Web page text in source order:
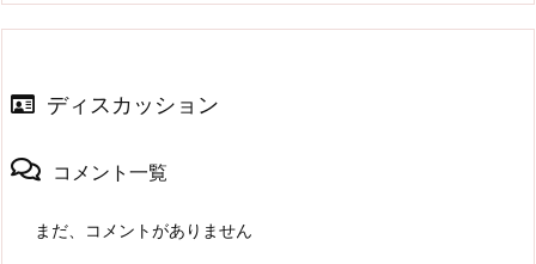
ディスカッション
コメント一覧
まだ、コメントがありません